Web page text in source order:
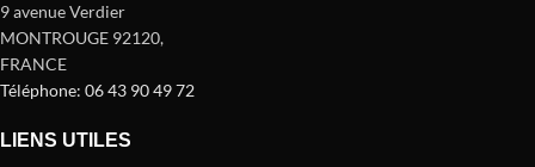
9 avenue Verdier
MONTROUGE 92120,
FRANCE
Téléphone: 06 43 90 49 72
LIENS UTILES